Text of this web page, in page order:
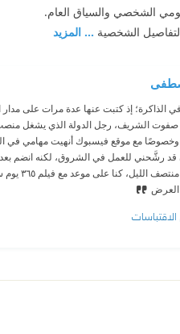
الشخصي والسياق العام.
الشخصية ... المزيد
إذ كتبت عنها عدة مرات على مدار
صفوت الشريف، رجل الدولة الذي يشغل
مع موقع فيسبوك أنهيت مهامي في
رشَّحني للعمل في الشروق، لكنه انضم
آنذاك وفي
العرض